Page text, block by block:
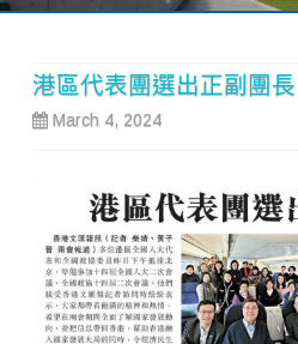
港區代表團選出正副團長
March 4, 2024